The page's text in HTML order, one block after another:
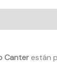
Canterestán